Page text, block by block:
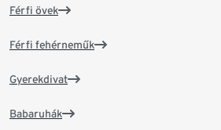
Férfi övek
Férfi fehérneműk
Gyerekdivat
Babaruhák